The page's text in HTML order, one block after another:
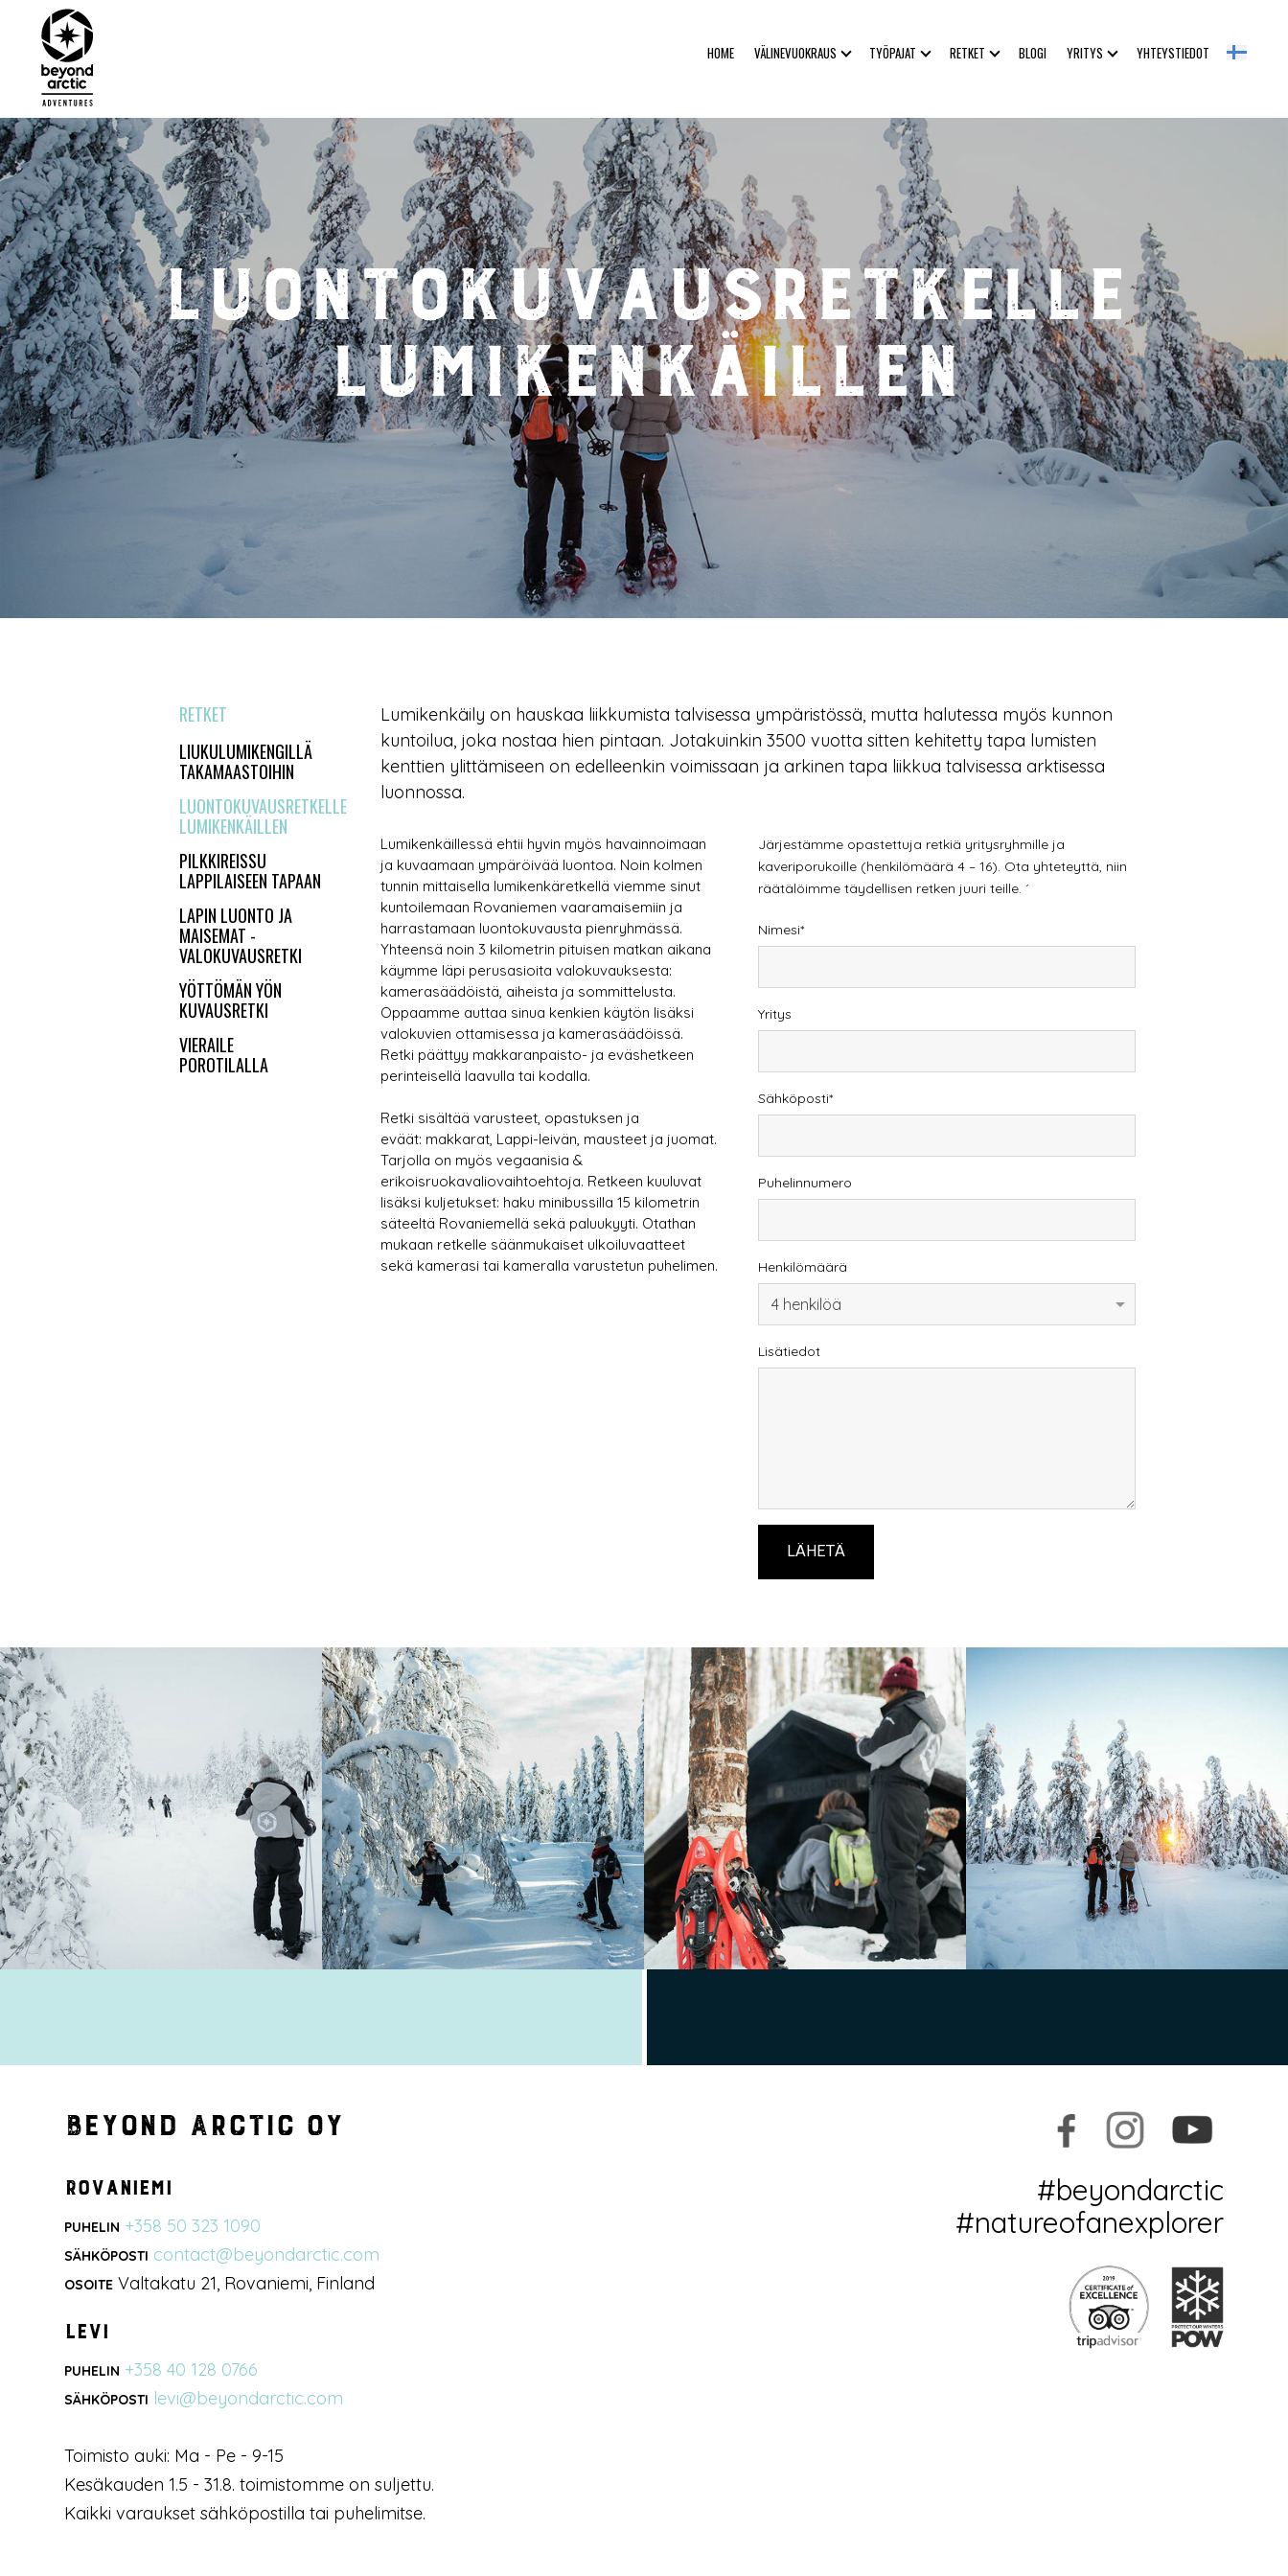
HOME VÄLINEVUOKRAUS TYÖPAJAT RETKET BLOGI YRITYS YHTEYSTIEDOT
Luontokuvausretkelle
lumikenkäillen
RETKET
LIUKULUMIKENGILLÄ
TAKAMAASTOIHIN
LUONTOKUVAUSRETKELLE
LUMIKENKÄILLEN
PILKKIREISSU
LAPPILAISEEN TAPAAN
LAPIN LUONTO JA
MAISEMAT -
VALOKUVAUSRETKI
YÖTTÖMÄN YÖN
KUVAUSRETKI
VIERAILE
POROTILALLA
Lumikenkäily on hauskaa liikkumista talvisessa ympäristössä, mutta halutessa myös kunnon
kuntoilua, joka nostaa hien pintaan. Jotakuinkin 3500 vuotta sitten kehitetty tapa lumisten
kenttien ylittämiseen on edelleenkin voimissaan ja arkinen tapa liikkua talvisessa arktisessa
luonnossa.
Lumikenkäillessä ehtii hyvin myös havainnoimaan
ja kuvaamaan ympäröivää luontoa. Noin kolmen
tunnin mittaisella lumikenkäretkellä viemme sinut
kuntoilemaan Rovaniemen vaaramaisemiin ja
harrastamaan luontokuvausta pienryhmässä.
Yhteensä noin 3 kilometrin pituisen matkan aikana
käymme läpi perusasioita valokuvauksesta:
kamerasäädöistä, aiheista ja sommittelusta.
Oppaamme auttaa sinua kenkien käytön lisäksi
valokuvien ottamisessa ja kamerasäädöissä.
Retki päättyy makkaranpaisto- ja eväshetkeen
perinteisellä laavulla tai kodalla.
Retki sisältää varusteet, opastuksen ja
eväät: makkarat, Lappi-leivän, mausteet ja juomat.
Tarjolla on myös vegaanisia &
erikoisruokavaliovaihtoehtoja. Retkeen kuuluvat
lisäksi kuljetukset: haku minibussilla 15 kilometrin
säteeltä Rovaniemellä sekä paluukyyti. Otathan
mukaan retkelle säänmukaiset ulkoiluvaatteet
sekä kamerasi tai kameralla varustetun puhelimen.
Järjestämme opastettuja retkiä yritysryhmille ja
kaveriporukoille (henkilömäärä 4 – 16). Ota yhteteyttä, niin
räätälöimme täydellisen retken juuri teille. ´
Nimesi
Yritys
Sähköposti
Puhelinnumero
Henkilömäärä
Lisätiedot
Beyond Arctic Oy
Rovaniemi
PUHELIN +358 50 323 1090
SÄHKÖPOSTI contact@beyondarctic.com
OSOITE Valtakatu 21, Rovaniemi, Finland
Levi
PUHELIN +358 40 128 0766
SÄHKÖPOSTI levi@beyondarctic.com
Toimisto auki: Ma - Pe - 9-15
Kesäkauden 1.5 - 31.8. toimistomme on suljettu.
Kaikki varaukset sähköpostilla tai puhelimitse.
#beyondarctic
#natureofanexplorer